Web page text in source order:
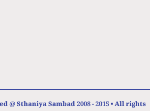
@ Sthaniya Sambad 2008 - 2015 • All rights